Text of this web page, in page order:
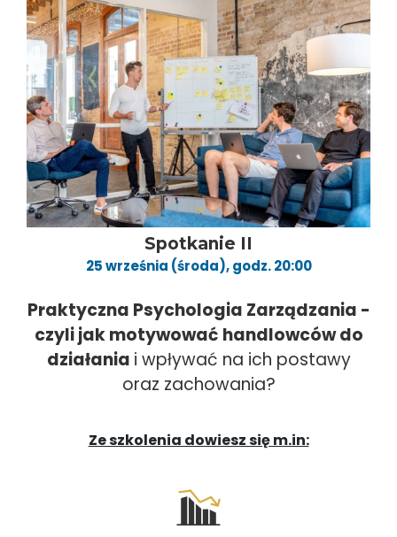
Spotkanie II
25 września (środa), godz. 20:00
Praktyczna Psychologia Zarządzania -
czyli jak motywować handlowców do
działania i wpływać na ich postawy
oraz zachowania?
Ze szkolenia dowiesz się m.in: